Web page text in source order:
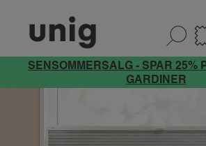
SENSOMMERSALG - SPAR 25%
GARDINER